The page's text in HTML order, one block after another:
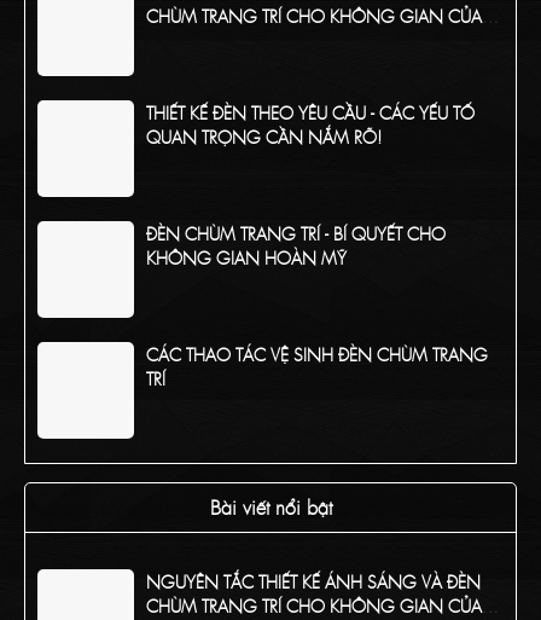
CHÙM TRANG TRÍ CHO KHÔNG GIAN CỦA
THIẾT KẾ ĐÈN THEO YÊU CẦU - CÁC YẾU TỐ
QUAN TRỌNG CẦN NẮM RÕ!
ĐÈN CHÙM TRANG TRÍ - BÍ QUYẾT CHO
KHÔNG GIAN HOÀN MỸ
CÁC THAO TÁC VỆ SINH ĐÈN CHÙM TRANG
TRÍ
ĐÈN CHÙM TRANG TRÍ
Bài viết nổi bật
NGUYÊN TẮC THIẾT KẾ ÁNH SÁNG VÀ ĐÈN
CHÙM TRANG TRÍ CHO KHÔNG GIAN CỦA